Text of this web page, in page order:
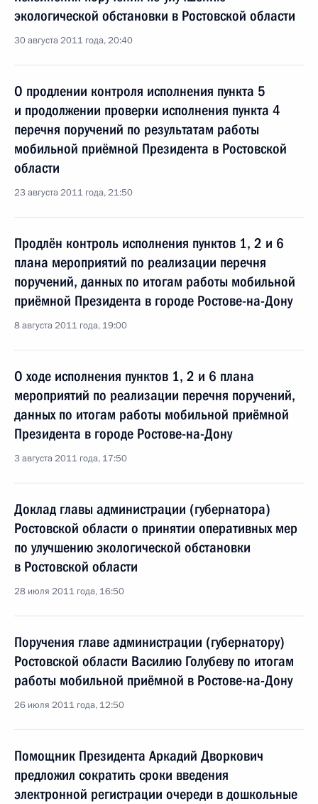
экологической обстановки в Ростовской области
30 августа 2011 года, 20:40
О продлении контроля исполнения пункта 5
и продолжении проверки исполнения пункта 4
перечня поручений по результатам работы
мобильной приёмной Президента в Ростовской
области
23 августа 2011 года, 21:50
Продлён контроль исполнения пунктов 1, 2 и 6
плана мероприятий по реализации перечня
поручений, данных по итогам работы мобильной
приёмной Президента в городе Ростове-на-Дону
8 августа 2011 года, 19:00
О ходе исполнения пунктов 1, 2 и 6 плана
мероприятий по реализации перечня поручений,
данных по итогам работы мобильной приёмной
Президента в городе Ростове-на-Дону
3 августа 2011 года, 17:50
Доклад главы администрации (губернатора)
Ростовской области о принятии оперативных мер
по улучшению экологической обстановки
в Ростовской области
28 июля 2011 года, 16:50
Поручения главе администрации (губернатору)
Ростовской области Василию Голубеву по итогам
работы мобильной приёмной в Ростове-на-Дону
26 июля 2011 года, 12:50
Помощник Президента Аркадий Дворкович
предложил сократить сроки введения
электронной регистрации очереди в дошкольные